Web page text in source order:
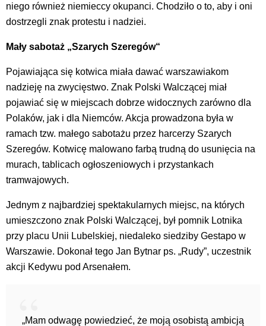
niego również niemieccy okupanci. Chodziło o to, aby i oni
dostrzegli znak protestu i nadziei.
Mały sabotaż „Szarych Szeregów“
Pojawiająca się kotwica miała dawać warszawiakom
nadzieję na zwycięstwo. Znak Polski Walczącej miał
pojawiać się w miejscach dobrze widocznych zarówno dla
Polaków, jak i dla Niemców. Akcja prowadzona była w
ramach tzw. małego sabotażu przez harcerzy Szarych
Szeregów. Kotwicę malowano farbą trudną do usunięcia na
murach, tablicach ogłoszeniowych i przystankach
tramwajowych.
Jednym z najbardziej spektakularnych miejsc, na których
umieszczono znak Polski Walczącej, był pomnik Lotnika
przy placu Unii Lubelskiej, niedaleko siedziby Gestapo w
Warszawie. Dokonał tego Jan Bytnar ps. „Rudy”, uczestnik
akcji Kedywu pod Arsenałem.
„Mam odwagę powiedzieć, że moją osobistą ambicją